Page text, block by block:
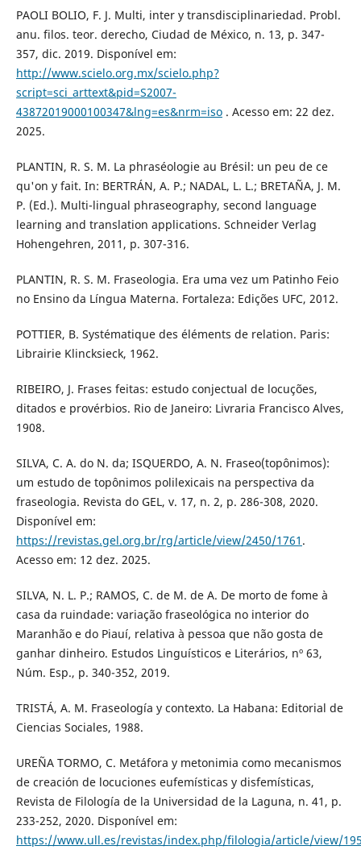
PAOLI BOLIO, F. J. Multi, inter y transdisciplinariedad. Probl.
anu. filos. teor. derecho, Ciudad de México, n. 13, p. 347-
357, dic. 2019. Disponível em:
http://www.scielo.org.mx/scielo.php?
script=sci_arttext&pid=S2007-
43872019000100347&lng=es&nrm=iso. Acesso em: 22 dez.
2025.
PLANTIN, R. S. M. La phraséologie au Brésil: un peu de ce
qu'on y fait. In: BERTRÁN, A. P.; NADAL, L. L.; BRETAÑA, J. M.
P. (Ed.). Multi-lingual phraseography, second language
learning and translation applications. Schneider Verlag
Hohengehren, 2011, p. 307-316.
PLANTIN, R. S. M. Fraseologia. Era uma vez um Patinho Feio
no Ensino da Língua Materna. Fortaleza: Edições UFC, 2012.
POTTIER, B. Systématique des éléments de relation. Paris:
Librairie Klincksieck, 1962.
RIBEIRO, J. Frases feitas: estudo conjectual de locuções,
ditados e provérbios. Rio de Janeiro: Livraria Francisco Alves,
1908.
SILVA, C. A. do N. da; ISQUERDO, A. N. Fraseo(topônimos):
um estudo de topônimos polilexicais na perspectiva da
fraseologia. Revista do GEL, v. 17, n. 2, p. 286-308, 2020.
Disponível em:
https://revistas.gel.org.br/rg/article/view/2450/1761 .
Acesso em: 12 dez. 2025.
SILVA, N. L. P.; RAMOS, C. de M. de A. De morto de fome à
casa da ruindade: variação fraseológica no interior do
Maranhão e do Piauí, relativa à pessoa que não gosta de
ganhar dinheiro. Estudos Linguísticos e Literários, nº 63,
Núm. Esp., p. 340-352, 2019.
TRISTÁ, A. M. Fraseología y contexto. La Habana: Editorial de
Ciencias Sociales, 1988.
UREÑA TORMO, C. Metáfora y metonimia como mecanismos
de creación de locuciones eufemísticas y disfemísticas,
Revista de Filología de la Universidad de la Laguna, n. 41, p.
233-252, 2020. Disponível em:
https://www.ull.es/revistas/index.php/filologia/article/view/